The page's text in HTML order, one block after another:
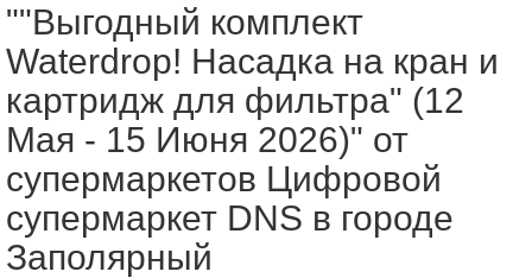
""Выгодный комплект
Waterdrop! Насадка на кран и
картридж для фильтра" (12
Мая - 15 Июня 2026)" от
супермаркетов Цифровой
супермаркет DNS в городе
Заполярный